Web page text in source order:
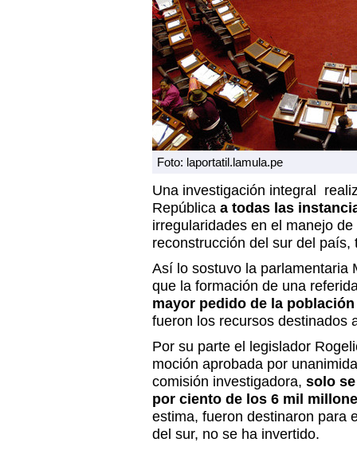
Foto: laportatil.lamula.pe
Una investigación integral
República a todas las
irregularidades en el manejo
reconstrucción del sur del
Así lo sostuvo la parlamentaria
que la formación de una
mayor pedido de la
fueron los recursos destinados
Por su parte el legislador
moción aprobada por
comisión investigadora, solo
por ciento de los 6 mil
estima, fueron destinaron para
del sur, no se ha invertido.